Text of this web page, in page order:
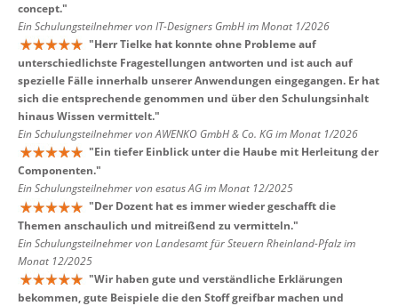
concept."
Ein Schulungsteilnehmer von IT-Designers GmbH im Monat 1/2026
"Herr Tielke hat konnte ohne Probleme auf
unterschiedlichste Fragestellungen antworten und ist auch auf
spezielle Fälle innerhalb unserer Anwendungen eingegangen. Er hat
sich die entsprechende genommen und über den Schulungsinhalt
hinaus Wissen vermittelt."
Ein Schulungsteilnehmer von AWENKO GmbH & Co. KG im Monat 1/2026
"Ein tiefer Einblick unter die Haube mit Herleitung der
Componenten."
Ein Schulungsteilnehmer von esatus AG im Monat 12/2025
"Der Dozent hat es immer wieder geschafft die
Themen anschaulich und mitreißend zu vermitteln."
Ein Schulungsteilnehmer von Landesamt für Steuern Rheinland-Pfalz im
Monat 12/2025
"Wir haben gute und verständliche Erklärungen
bekommen, gute Beispiele die den Stoff greifbar machen und